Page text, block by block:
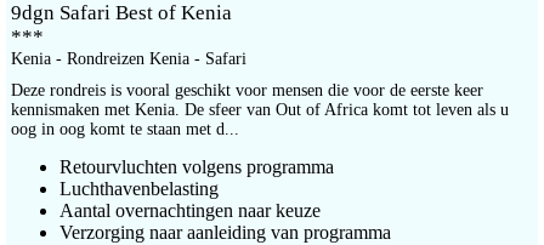
9dgn Safari Best of Kenia
***
Kenia - Rondreizen Kenia - Safari
Deze rondreis is vooral geschikt voor mensen die voor de eerste keer
kennismaken met Kenia. De sfeer van Out of Africa komt tot leven als u
oog in oog komt te staan met d...
Retourvluchten volgens programma
Luchthavenbelasting
Aantal overnachtingen naar keuze
Verzorging naar aanleiding van programma